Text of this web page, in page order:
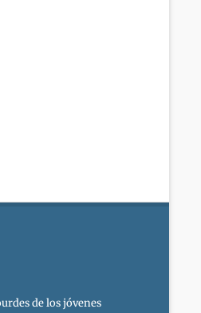
de los jóvenes